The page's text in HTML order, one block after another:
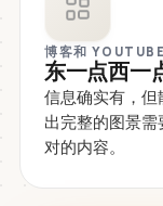
博客和 YOUTUBE
东一点西一
信息确实有，
出完整的图景
对的内容。